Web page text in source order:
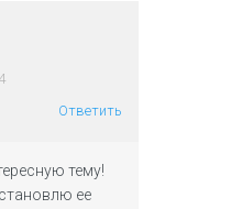
Ответить
тему!
ее